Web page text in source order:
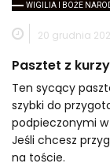
WIGILIA I BOŻE
20 grudnia
Pasztet z
Ten sycący
szybki do
podpieczonymi
Jeśli chcesz
na toście.